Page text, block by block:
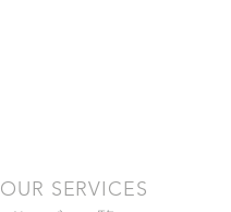
OUR SERVICES